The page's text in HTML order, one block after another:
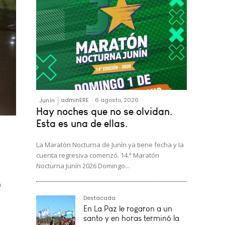
Junín adminERE - 6 agosto, 2026
Hay noches que no se olvidan.
Esta es una de ellas.
La Maratón Nocturna de Junín ya tiene fecha y la
cuenta regresiva comenzó. 14.ª Maratón
Nocturna Junín 2026 Domingo...
Destacada
En La Paz le rogaron a un
santo y en horas terminó la